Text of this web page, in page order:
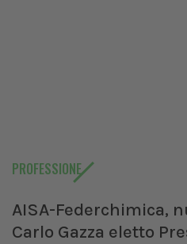
PROFESSIONE
AISA-Federchimica,
Carlo Gazza eletto